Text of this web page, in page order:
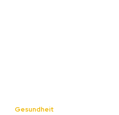
Gesundheit